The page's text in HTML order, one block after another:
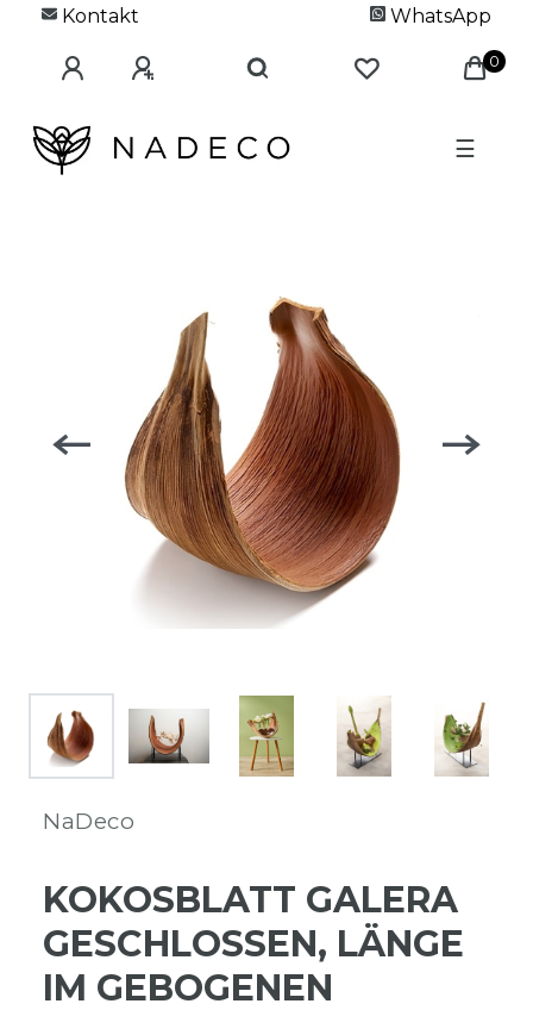
Kontakt WhatsApp
0
☰
NaDeco
KOKOSBLATT GALERA
GESCHLOSSEN, LÄNGE
IM GEBOGENEN